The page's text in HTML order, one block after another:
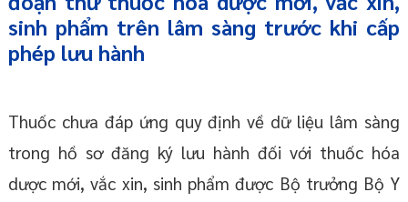
sinh phẩm trên lâm sàng trước khi cấp
phép lưu hành
Thuốc chưa đáp ứng quy định về dữ liệu lâm sàng
trong hồ sơ đăng ký lưu hành đối với thuốc hóa
dược mới, vắc xin, sinh phẩm được Bộ trưởng Bộ Y